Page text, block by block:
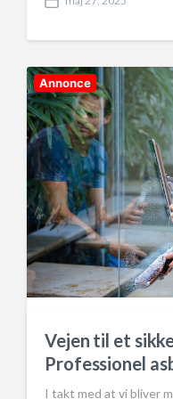
P
s
d
a
t
e
Annonce
Sådan Fjern
til Effektiv
Vejen til et
Professionel
I takt med at vi bliver